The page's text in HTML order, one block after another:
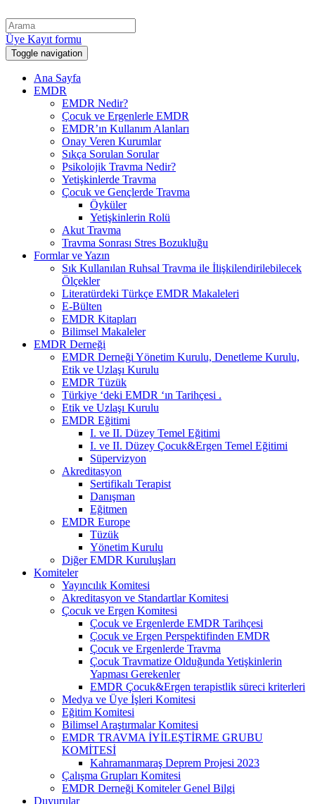
Üye Kayıt formu
Toggle navigation
Ana Sayfa
EMDR
EMDR Nedir?
Çocuk ve Ergenlerle EMDR
EMDR’ın Kullanım Alanları
Onay Veren Kurumlar
Sıkça Sorulan Sorular
Psikolojik Travma Nedir?
Yetişkinlerde Travma
Çocuk ve Gençlerde Travma
Öyküler
Yetişkinlerin Rolü
Akut Travma
Travma Sonrası Stres Bozukluğu
Formlar ve Yazın
Sık Kullanılan Ruhsal Travma ile İlişkilendirilebilecek
Ölçekler
Literatürdeki Türkçe EMDR Makaleleri
E-Bülten
EMDR Kitapları
Bilimsel Makaleler
EMDR Derneği
EMDR Derneği Yönetim Kurulu, Denetleme Kurulu,
Etik ve Uzlaşı Kurulu
EMDR Tüzük
Türkiye ‘deki EMDR ‘ın Tarihçesi .
Etik ve Uzlaşı Kurulu
EMDR Eğitimi
I. ve II. Düzey Temel Eğitimi
I. ve II. Düzey Çocuk&Ergen Temel Eğitimi
Süpervizyon
Akreditasyon
Sertifikalı Terapist
Danışman
Eğitmen
EMDR Europe
Tüzük
Yönetim Kurulu
Diğer EMDR Kuruluşları
Komiteler
Yayıncılık Komitesi
Akreditasyon ve Standartlar Komitesi
Çocuk ve Ergen Komitesi
Çocuk ve Ergenlerde EMDR Tarihçesi
Çocuk ve Ergen Perspektifinden EMDR
Çocuk ve Ergenlerde Travma
Çocuk Travmatize Olduğunda Yetişkinlerin
Yapması Gerekenler
EMDR Çocuk&Ergen terapistlik süreci kriterleri
Medya ve Üye İşleri Komitesi
Eğitim Komitesi
Bilimsel Araştırmalar Komitesi
EMDR TRAVMA İYİLEŞTİRME GRUBU
KOMİTESİ
Kahramanmaraş Deprem Projesi 2023
Çalışma Grupları Komitesi
EMDR Derneği Komiteler Genel Bilgi
Duyurular